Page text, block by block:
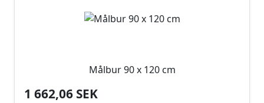
Målbur 90 x 120 cm
1 662,06 SEK